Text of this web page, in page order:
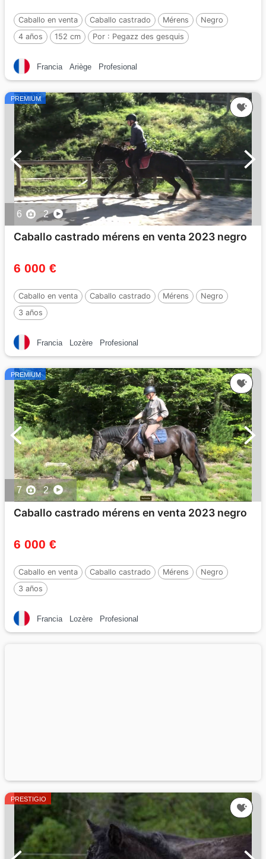
Caballo en venta Caballo castrado Mérens
Negro
4 años
152 cm Por : Pegazz des gesquis
Francia Ariège Profesional
PREMIUM
6 2
Caballo castrado mérens en venta 2023 negro
6 000 €
Caballo en venta Caballo castrado Mérens
Negro
3 años
Francia Lozère Profesional
PREMIUM
7 2
Caballo castrado mérens en venta 2023 negro
6 000 €
Caballo en venta Caballo castrado Mérens
Negro
3 años
Francia Lozère Profesional
PRESTIGIO